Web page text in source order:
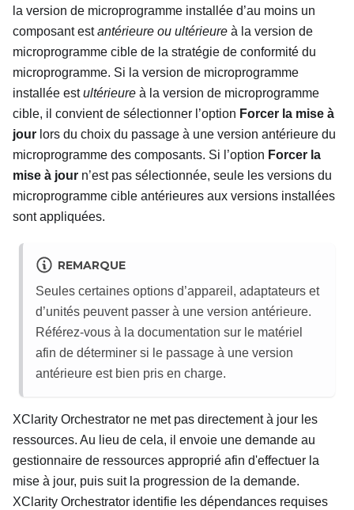
la version de microprogramme installée d’au moins un
composant estantérieure ou ultérieure à la version de
microprogramme cible de la stratégie de conformité du
microprogramme. Si la version de microprogramme
installée estultérieure à la version de microprogramme
cible, il convient de sélectionner l’option Forcer la mise à
jour lors du choix du passage à une version antérieure du
microprogramme des composants. Si l’option Forcer la
mise à jour n’est pas sélectionnée, seule les versions du
microprogramme cible antérieures aux versions installées
sont appliquées.
REMARQUE
Seules certaines options d’appareil, adaptateurs et
d’unités peuvent passer à une version antérieure.
Référez-vous à la documentation sur le matériel
afin de déterminer si le passage à une version
antérieure est bien pris en charge.
XClarity Orchestrator ne met pas directement à jour les
ressources. Au lieu de cela, il envoie une demande au
gestionnaire de ressources approprié afin d'effectuer la
mise à jour, puis suit la progression de la demande.
XClarity Orchestrator identifie les dépendances requises